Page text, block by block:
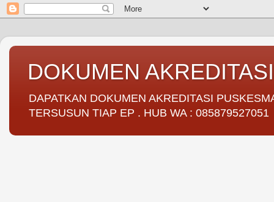
DOKUMEN
DAPATKAN DOKUMEN AKREDITASI
TERSUSUN TIAP EP . HUB WA : 085879527051